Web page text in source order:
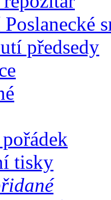
Poslanecké
předsedy
tisky